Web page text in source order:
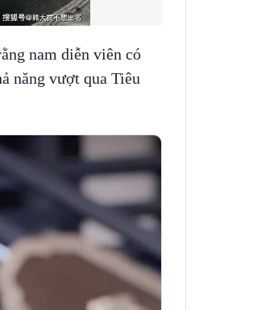
nam diễn viên có
năng vượt qua Tiêu